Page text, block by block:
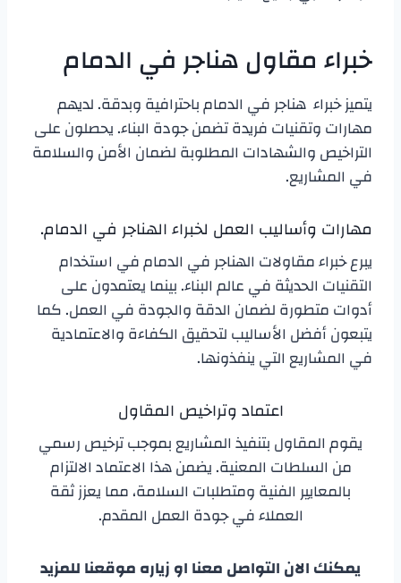
خبراء مقاول هناجر في الدمام
يتميز خبراء هناجر في الدمام باحترافية وبدقة. لديهم
مهارات وتقنيات فريدة تضمن جودة البناء. يحصلون على
التراخيص والشهادات المطلوبة لضمان الأمن والسلامة
في المشاريع.
مهارات وأساليب العمل لخبراء الهناجر في الدمام.
يبرع خبراء مقاولات الهناجر في الدمام في استخدام
التقنيات الحديثة في عالم البناء. بينما يعتمدون على
أدوات متطورة لضمان الدقة والجودة في العمل. كما
يتبعون أفضل الأساليب لتحقيق الكفاءة والاعتمادية
في المشاريع التي ينفذونها.
اعتماد وتراخيص المقاول
يقوم المقاول بتنفيذ المشاريع بموجب ترخيص رسمي
من السلطات المعنية. يضمن هذا الاعتماد الالتزام
بالمعايير الفنية ومتطلبات السلامة، مما يعزز ثقة
العملاء في جودة العمل المقدم.
يمكنك الان التواصل معنا او زياره موقعنا للمزيد